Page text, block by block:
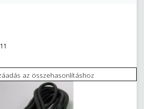
az összehasonlításhoz